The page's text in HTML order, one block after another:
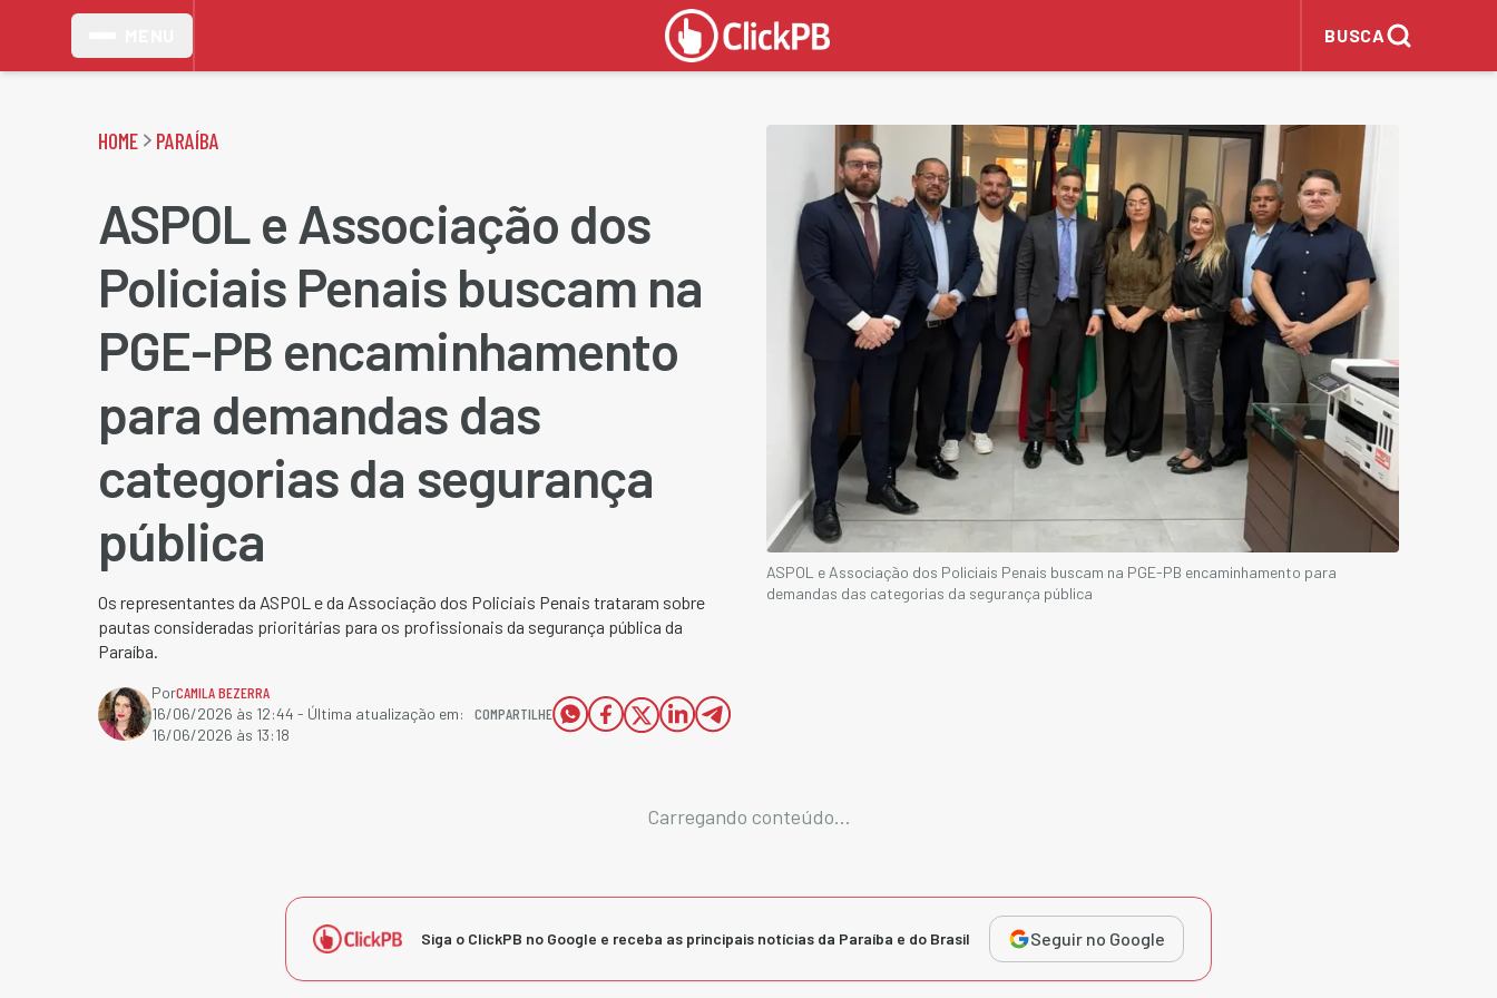
BUSCA
HOME PARAÍBA
ASPOL e Associação dos
Policiais Penais buscam na
PGE-PB encaminhamento
para demandas das
categorias da segurança
pública
Os representantes da ASPOL e da Associação dos Policiais Penais trataram sobre
pautas consideradas prioritárias para os profissionais da segurança pública da
Paraíba.
PorCAMILA BEZERRA
16/06/2026 às 12:44 - Última atualização em:
16/06/2026 às 13:18
COMPARTILHE
ASPOL e Associação dos Policiais Penais buscam na PGE-PB encaminhamento para
demandas das categorias da segurança pública
Carregando conteúdo...
Siga o ClickPB no Google e receba as principais notícias da Paraíba e do Brasil Seguir no Google